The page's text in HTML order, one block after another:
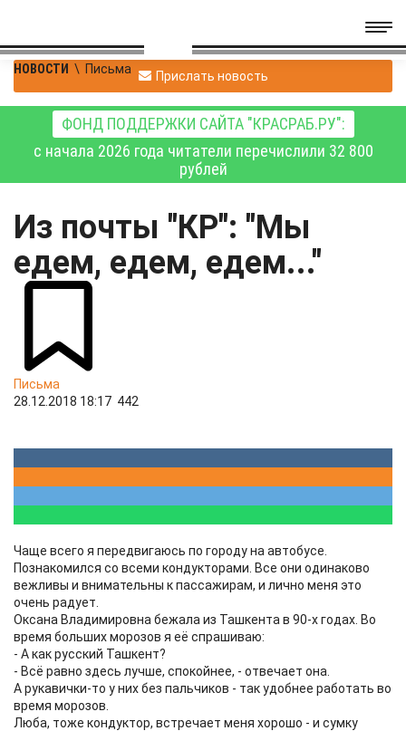
НОВОСТИ \ Письма Прислать новость
ФОНД ПОДДЕРЖКИ САЙТА "КРАСРАБ.РУ":
с начала 2026 года читатели перечислили 32 800
рублей
Из почты "КР": "Мы
едем, едем, едем..."
Письма
28.12.2018 18:17 442
Чаще всего я передвигаюсь по городу на автобусе.
Познакомился со всеми кондукторами. Все они одинаково
вежливы и внимательны к пассажирам, и лично меня это
очень радует.
Оксана Владимировна бежала из Ташкента в 90-х годах. Во
время больших морозов я её спрашиваю:
- А как русский Ташкент?
- Всё равно здесь лучше, спокойнее, - отвечает она.
А рукавички-то у них без пальчиков - так удобнее работать во
время морозов.
Люба, тоже кондуктор, встречает меня хорошо - и сумку